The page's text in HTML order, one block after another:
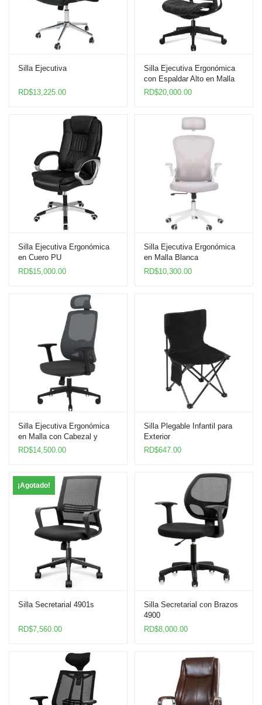
Silla Ejecutiva
RD$13,225.00
Silla Ejecutiva Ergonómica
con Espaldar Alto en Malla
RD$20,000.00
Silla Ejecutiva Ergonómica
en Cuero PU
RD$15,000.00
Silla Ejecutiva Ergonómica
en Malla Blanca
RD$10,300.00
Silla Ejecutiva Ergonómica
en Malla con Cabezal y
Soporte Lumbar
RD$14,500.00
Silla Plegable Infantil para
Exterior
RD$647.00
¡Agotado!
Silla Secretarial 4901s
RD$7,560.00
Silla Secretarial con Brazos
4900
RD$8,000.00